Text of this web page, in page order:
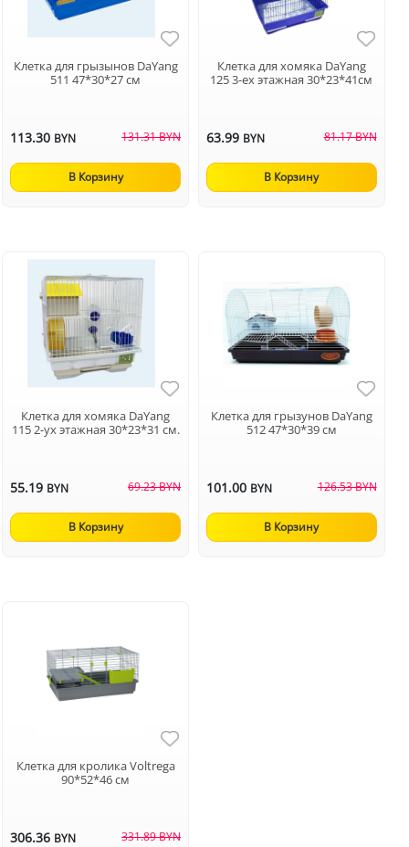
Клетка для грызынов DaYang
511 47*30*27 см
113.30 BYN 131.31 BYN
В Корзину
Клетка для хомяка DaYang
125 3-ех этажная 30*23*41см
63.99 BYN 81.17 BYN
В Корзину
Клетка для хомяка DaYang
115 2-ух этажная 30*23*31 см.
55.19 BYN 69.23 BYN
В Корзину
Клетка для грызунов DaYang
512 47*30*39 см
101.00 BYN 126.53 BYN
В Корзину
Клетка для кролика Voltrega
90*52*46 см
306.36 BYN 331.89 BYN